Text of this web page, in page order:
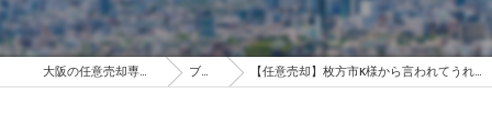
大阪の任意売却専門相談室 ブログ 【任意売却】枚方市K様から言われてうれしかったこと